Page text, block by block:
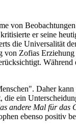
von
er seine
die Universalität
Zofias
Daher
ein
andere Mal für das
ebenso positiv